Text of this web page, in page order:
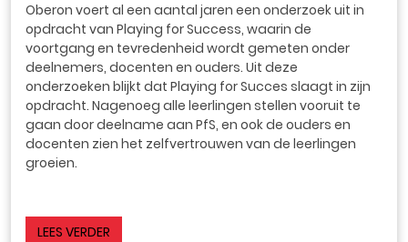
Oberon voert al een aantal jaren een onderzoek uit in
opdracht van Playing for Success, waarin de
voortgang en tevredenheid wordt gemeten onder
deelnemers, docenten en ouders. Uit deze
onderzoeken blijkt dat Playing for Succes slaagt in zijn
opdracht. Nagenoeg alle leerlingen stellen vooruit te
gaan door deelname aan PfS, en ook de ouders en
docenten zien het zelfvertrouwen van de leerlingen
groeien.
LEES VERDER